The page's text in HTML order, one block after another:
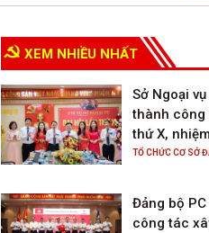
XEM NHIỀU NHẤT
Sở Ngoại
thành công
thứ X,
TỔ CHỨC CƠ SỞ
Đảng bộ
công tác